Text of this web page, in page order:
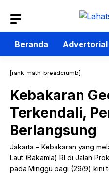
isi
Beranda
Advertorial
[rank_math_breadcrumb]
Kebakaran
Terkendali,
Berlangsung
Jakarta – Kebakaran yang
Laut (Bakamla) RI di Jalan
pada Minggu pagi (29/9) kini